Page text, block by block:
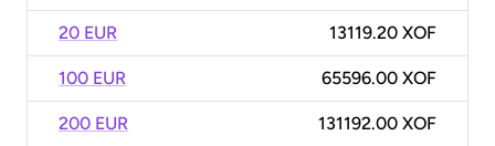
20 EUR 13119.20 XOF
100 EUR 65596.00 XOF
200 EUR 131192.00 XOF